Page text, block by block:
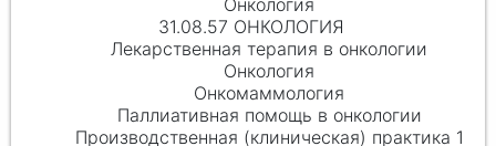
Онкология
31.08.57 ОНКОЛОГИЯ
Лекарственная терапия в онкологии
Онкология
Онкомаммология
Паллиативная помощь в онкологии
Производственная (клиническая) практика 1